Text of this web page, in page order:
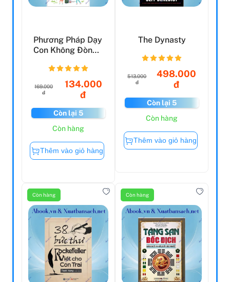
Phương Pháp Dạy
Con Không Đòn
169.000
đ
134.000
đ
Còn lại 5
Còn hàng
Thêm vào giỏ hàng
The Dynasty
513.000
đ
498.000
đ
Còn lại 5
Còn hàng
Thêm vào giỏ hàng
Còn hàng Còn hàng